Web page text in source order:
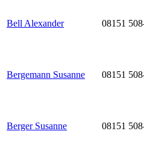
Bell Alexander 08151
Bergemann Susanne 08151
Berger Susanne 08151